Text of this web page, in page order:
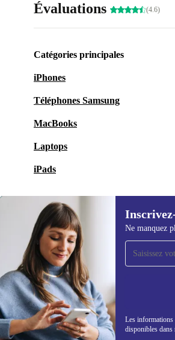
Évaluations (4.6)
Catégories principales
iPhones
Téléphones Samsung
MacBooks
Laptops
iPads
Ne manquez
Les informations
disponibles dans
Recevoir offres et
refurbed par mail
Ne manquez plus aucune